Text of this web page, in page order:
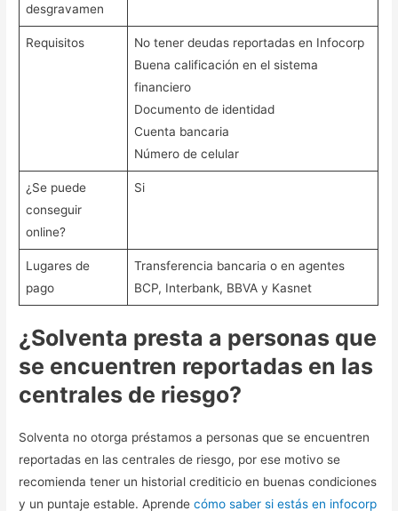
desgravamen
Requisitos
No tener deudas reportadas en Infocorp
Buena calificación en el sistema
financiero
Documento de identidad
Cuenta bancaria
Número de celular
¿Se puede
conseguir
online?
Si
Lugares de
pago
Transferencia bancaria o en agentes
BCP, Interbank, BBVA y Kasnet
¿Solventa presta a personas que
se encuentren reportadas en las
centrales de riesgo?
Solventa no otorga préstamos a personas que se encuentren
reportadas en las centrales de riesgo, por ese motivo se
recomienda tener un historial crediticio en buenas condiciones
y un puntaje estable. Aprendecómo saber si estás en infocorp